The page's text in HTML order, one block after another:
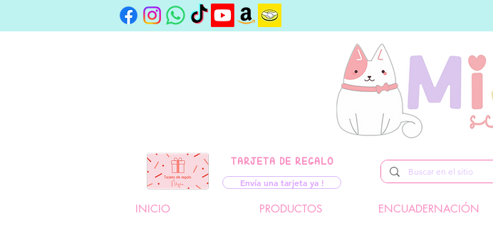
TARJETA DE REGALO
Envía una tarjeta ya !
INICIO PRODUCTOS ENCUADERNACIÓN